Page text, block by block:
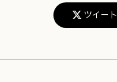
ツイート